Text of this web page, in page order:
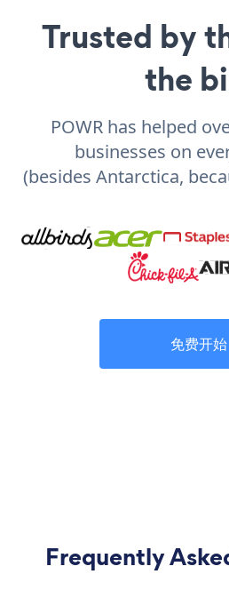
Trusted by
the
POWR has helped
businesses on
(besides Antarctica,
免费开始
Frequently